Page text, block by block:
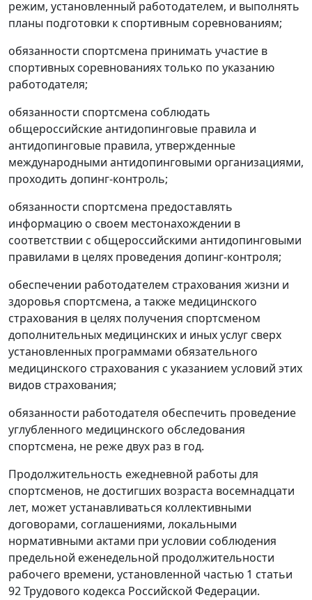
режим, установленный работодателем, и выполнять
планы подготовки к спортивным соревнованиям;
обязанности спортсмена принимать участие в
спортивных соревнованиях только по указанию
работодателя;
обязанности спортсмена соблюдать
общероссийские антидопинговые правила и
антидопинговые правила, утвержденные
международными антидопинговыми организациями,
проходить допинг-контроль;
обязанности спортсмена предоставлять
информацию о своем местонахождении в
соответствии с общероссийскими антидопинговыми
правилами в целях проведения допинг-контроля;
обеспечении работодателем страхования жизни и
здоровья спортсмена, а также медицинского
страхования в целях получения спортсменом
дополнительных медицинских и иных услуг сверх
установленных программами обязательного
медицинского страхования с указанием условий этих
видов страхования;
обязанности работодателя обеспечить проведение
углубленного медицинского обследования
спортсмена, не реже двух раз в год.
Продолжительность ежедневной работы для
спортсменов, не достигших возраста восемнадцати
лет, может устанавливаться коллективными
договорами, соглашениями, локальными
нормативными актами при условии соблюдения
предельной еженедельной продолжительности
рабочего времени, установленной частью 1 статьи
92 Трудового кодекса Российской Федерации.